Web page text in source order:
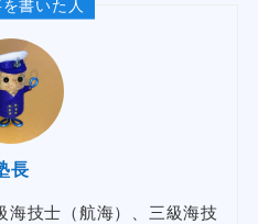
長
海技士（航海）、三級海技